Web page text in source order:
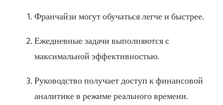
Франчайзи могут обучаться легче и быстрее.
Ежедневные задачи выполняются с
максимальной эффективностью.
Руководство получает доступ к финансовой
аналитике в режиме реального времени.